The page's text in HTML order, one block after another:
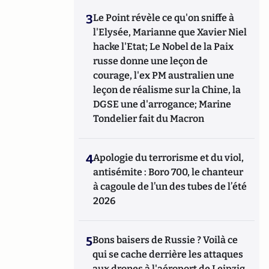
3Le Point révèle ce qu'on sniffe à
l'Elysée, Marianne que Xavier Niel
hacke l'Etat; Le Nobel de la Paix
russe donne une leçon de
courage, l'ex PM australien une
leçon de réalisme sur la Chine, la
DGSE une d'arrogance; Marine
Tondelier fait du Macron
4Apologie du terrorisme et du viol,
antisémite : Boro 700, le chanteur
à cagoule de l’un des tubes de l’été
2026
5Bons baisers de Russie ? Voilà ce
qui se cache derrière les attaques